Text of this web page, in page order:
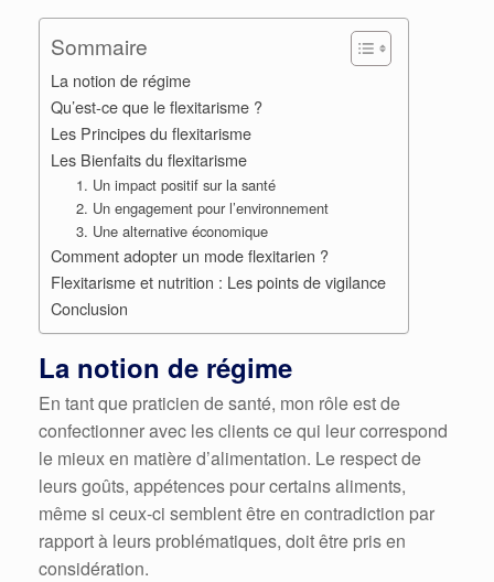
Sommaire
La notion de régime
Qu’est-ce que le flexitarisme ?
Les Principes du flexitarisme
Les Bienfaits du flexitarisme
1. Un impact positif sur la santé
2. Un engagement pour l’environnement
3. Une alternative économique
Comment adopter un mode flexitarien ?
Flexitarisme et nutrition : Les points de vigilance
Conclusion
La notion de régime
En tant que praticien de santé, mon rôle est de
confectionner avec les clients ce qui leur correspond
le mieux en matière d’alimentation. Le respect de
leurs goûts, appétences pour certains aliments,
même si ceux-ci semblent être en contradiction par
rapport à leurs problématiques, doit être pris en
considération.